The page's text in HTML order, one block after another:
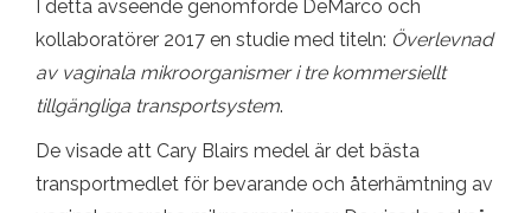
I detta avseende genomförde DeMarco och
kollaboratörer 2017 en studie med titeln: Överlevnad
av vaginala mikroorganismer i tre kommersiellt
tillgängliga transportsystem.
De visade att Cary Blairs medel är det bästa
transportmedlet för bevarande och återhämtning av